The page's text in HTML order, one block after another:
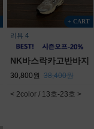
+ CART
리뷰 4
NK바스락카고반바지
30,800원 38,400원
< 2color / 13호-23호 >